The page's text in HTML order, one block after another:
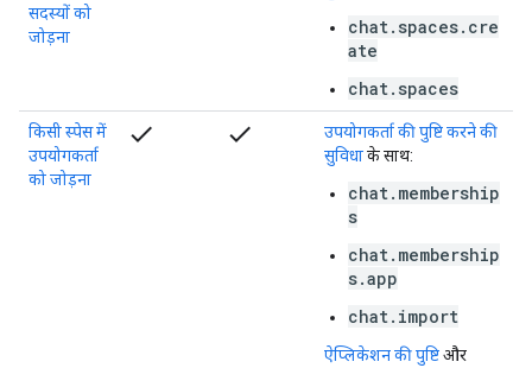
सदस्यों को
जोड़ना
chat.spaces.cre
ate
chat.spaces
किसी स्पेस में
उपयोगकर्ता
को जोड़ना
check check
उपयोगकर्ता की पुष्टि करने की
सुविधाके साथ:
chat.membership
s
chat.membership
s.app
chat.import
ऐप्लिकेशन की पुष्टिऔर